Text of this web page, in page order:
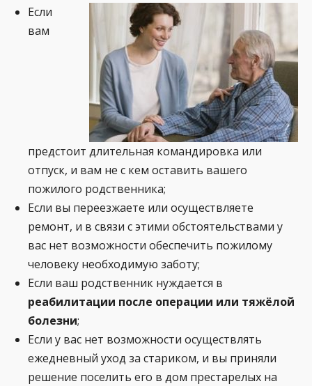
Если
вам
предстоит длительная командировка или
отпуск, и вам не с кем оставить вашего
пожилого родственника;
Если вы переезжаете или осуществляете
ремонт, и в связи с этими обстоятельствами у
вас нет возможности обеспечить пожилому
человеку необходимую заботу;
Если ваш родственник нуждается в
реабилитации после операции или тяжёлой
болезни;
Если у вас нет возможности осуществлять
ежедневный уход за стариком, и вы приняли
решение поселить его в дом престарелых на